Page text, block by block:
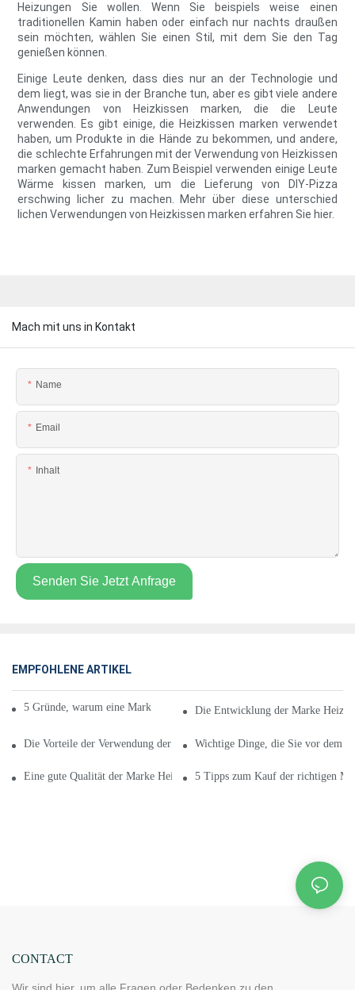
Heizungen Sie wollen. Wenn Sie beispiels weise einen
traditionellen Kamin haben oder einfach nur nachts draußen
sein möchten, wählen Sie einen Stil, mit dem Sie den Tag
genießen können.
Einige Leute denken, dass dies nur an der Technologie und
dem liegt, was sie in der Branche tun, aber es gibt viele andere
Anwendungen von Heizkissen marken, die die Leute
verwenden. Es gibt einige, die Heizkissen marken verwendet
haben, um Produkte in die Hände zu bekommen, und andere,
die schlechte Erfahrungen mit der Verwendung von Heizkissen
marken gemacht haben. Zum Beispiel verwenden einige Leute
Wärme kissen marken, um die Lieferung von DIY-Pizza
erschwing licher zu machen. Mehr über diese unterschied
lichen Verwendungen von Heizkissen marken erfahren Sie hier.
Mach mit uns in Kontakt
Name
Email
Inhalt
Senden Sie Jetzt Anfrage
EMPFOHLENE ARTIKEL
5 Gründe, warum eine Marke für Heizkissen gut für Sie ist
Die Entwicklung der Marke
Die Vorteile der Verwendung der richtigen Marke für Heizkissen
Wichtige Dinge, die Sie vor dem
Eine gute Qualität der Marke Heizkissen5 Tipps zum Kauf der richtigen
CONTACT